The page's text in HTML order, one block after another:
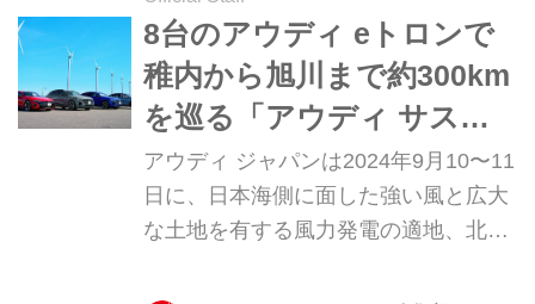
8台のアウディ eトロンで
稚内から旭川まで約300km
を巡る「アウディ サステ
ナブル フューチャーツア
ー 北海道」を開催
アウディ ジャパンは2024年9月10〜11
日に、日本海側に面した強い風と広大
な土地を有する風力発電の適地、北海